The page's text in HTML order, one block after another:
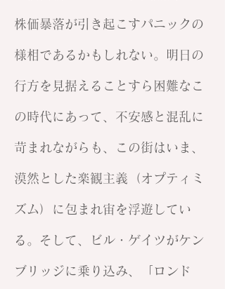
株価暴落が引き起こすパニックの
様相であるかもしれない。明日の
行方を見据えることすら困難なこ
の時代にあって、不安感と混乱に
苛まれながらも、この街はいま、
漠然とした楽観主義（オプティミ
ズム）に包まれ宙を浮遊してい
る。そして、ビル・ゲイツがケン
ブリッジに乗り込み、「ロンド